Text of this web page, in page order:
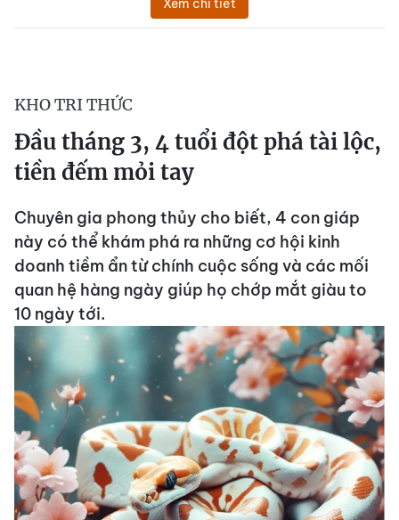
Xem chi tiết
KHO TRI THỨC
Đầu tháng 3, 4 tuổi đột phá tài lộc,
tiền đếm mỏi tay
Chuyên gia phong thủy cho biết, 4 con giáp
này có thể khám phá ra những cơ hội kinh
doanh tiềm ẩn từ chính cuộc sống và các mối
quan hệ hàng ngày giúp họ chớp mắt giàu to
10 ngày tới.